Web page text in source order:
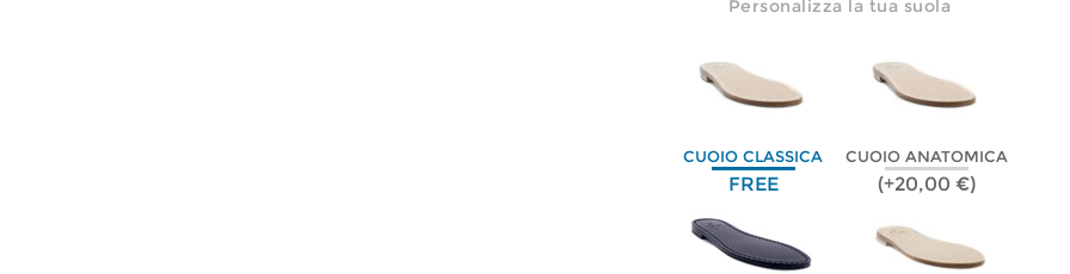
Personalizza la tua suola
CUOIO CLASSICA
FREE
CUOIO ANATOMICA
(+20,00 €)